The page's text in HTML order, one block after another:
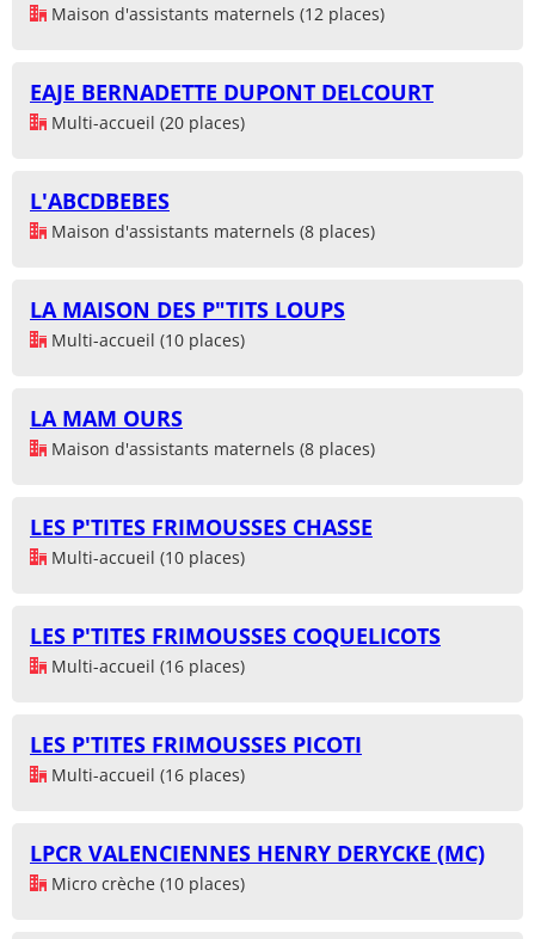
Maison d'assistants maternels (12 places)
EAJE BERNADETTE DUPONT DELCOURT
Multi-accueil (20 places)
L'ABCDBEBES
Maison d'assistants maternels (8 places)
LA MAISON DES P"TITS LOUPS
Multi-accueil (10 places)
LA MAM OURS
Maison d'assistants maternels (8 places)
LES P'TITES FRIMOUSSES CHASSE
Multi-accueil (10 places)
LES P'TITES FRIMOUSSES COQUELICOTS
Multi-accueil (16 places)
LES P'TITES FRIMOUSSES PICOTI
Multi-accueil (16 places)
LPCR VALENCIENNES HENRY DERYCKE (MC)
Micro crèche (10 places)